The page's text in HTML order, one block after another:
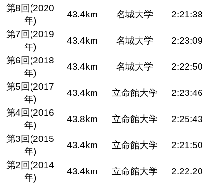
第8回(2020
年)
43.4km 名城大学
2:21:38
第7回(2019
年)
43.4km 名城大学
2:23:09
第6回(2018
年)
43.4km 名城大学
2:22:50
第5回(2017
年)
43.4km 立命館大学
2:23:46
第4回(2016
年)
43.8km 立命館大学
2:25:43
第3回(2015
年)
43.4km 立命館大学
2:21:50
第2回(2014
年)
43.4km 立命館大学
2:22:20